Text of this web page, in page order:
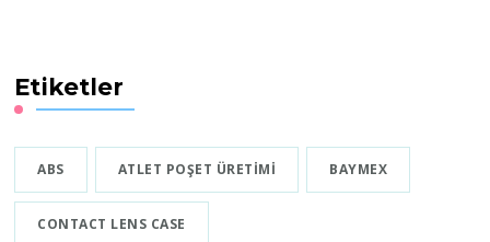
Etiketler
ABS ATLET POŞET ÜRETIMI BAYMEX
CONTACT LENS CASE